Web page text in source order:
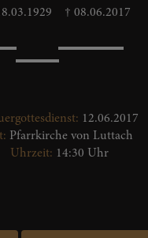
† 08.06.2017
12.06.2017
Pfarrkirche von Luttach
Uhrzeit: 14:30 Uhr